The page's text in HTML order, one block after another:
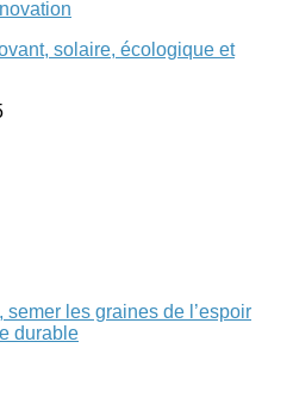
solaire, écologique et
semer les graines de l’espoir
durable